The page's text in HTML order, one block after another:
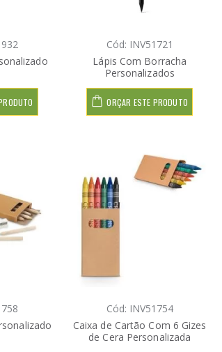
Cód: INV51721
Lápis Com Borracha
Personalizados
ORÇAR ESTE PRODUTO
Cód: INV51754
Caixa de Cartão Com 6 Gizes
de Cera Personalizada